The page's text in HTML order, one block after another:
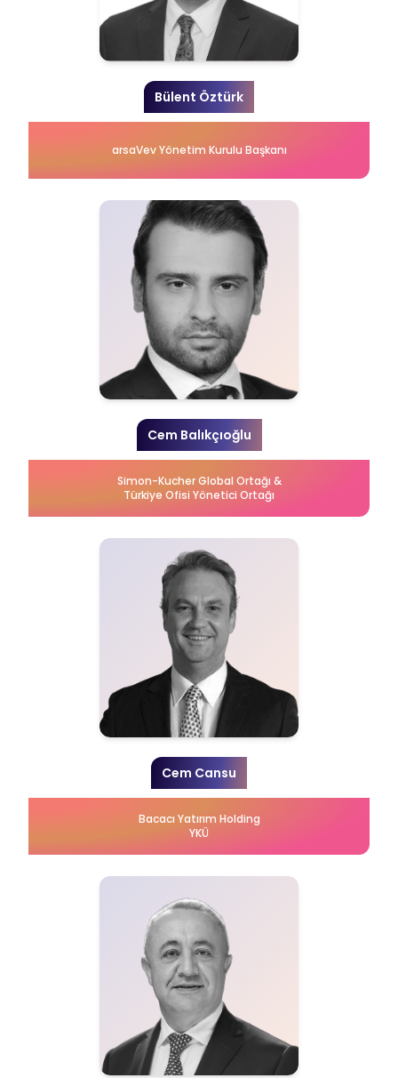
Bülent Öztürk
arsaVev Yönetim Kurulu Başkanı
Cem Balıkçıoğlu
Simon-Kucher Global Ortağı &
Türkiye Ofisi Yönetici Ortağı
Cem Cansu
Bacacı Yatırım Holding
YKÜ